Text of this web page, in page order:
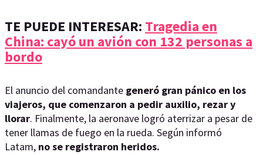
TE PUEDE INTERESAR: Tragedia en
China: cayó un avión con 132 personas a
bordo
El anuncio del comandante generó gran pánico en los
viajeros, que comenzaron a pedir auxilio, rezar y
llorar. Finalmente, la aeronave logró aterrizar a pesar de
tener llamas de fuego en la rueda. Según informó
Latam, no se registraron heridos.